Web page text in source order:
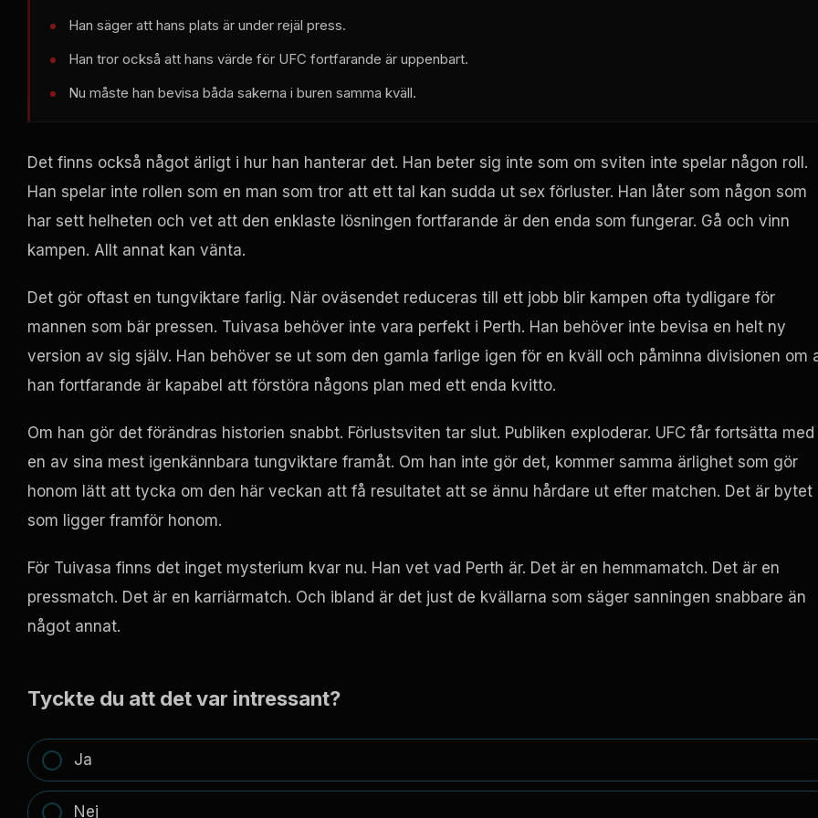
Han säger att hans plats är under rejäl press.
Han tror också att hans värde för UFC fortfarande är uppenbart.
Nu måste han bevisa båda sakerna i buren samma kväll.
Det finns också något ärligt i hur han hanterar det. Han beter sig inte som om sviten inte spelar någon roll.
Han spelar inte rollen som en man som tror att ett tal kan sudda ut sex förluster. Han låter som någon som
har sett helheten och vet att den enklaste lösningen fortfarande är den enda som fungerar. Gå och vinn
kampen. Allt annat kan vänta.
Det gör oftast en tungviktare farlig. När oväsendet reduceras till ett jobb blir kampen ofta tydligare för
mannen som bär pressen. Tuivasa behöver inte vara perfekt i Perth. Han behöver inte bevisa en helt ny
version av sig själv. Han behöver se ut som den gamla farlige igen för en kväll och påminna divisionen om
han fortfarande är kapabel att förstöra någons plan med ett enda kvitto.
Om han gör det förändras historien snabbt. Förlustsviten tar slut. Publiken exploderar. UFC får fortsätta med
en av sina mest igenkännbara tungviktare framåt. Om han inte gör det, kommer samma ärlighet som gör
honom lätt att tycka om den här veckan att få resultatet att se ännu hårdare ut efter matchen. Det är bytet
som ligger framför honom.
För Tuivasa finns det inget mysterium kvar nu. Han vet vad Perth är. Det är en hemmamatch. Det är en
pressmatch. Det är en karriärmatch. Och ibland är det just de kvällarna som säger sanningen snabbare än
något annat.
Tyckte du att det var intressant?
Ja
Nej